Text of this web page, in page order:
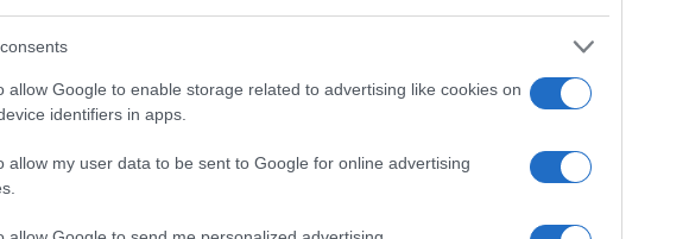
allow Google to enable storage related to advertising like cookies on
identifiers in apps.
allow my user data to be sent to Google for online advertising
Schemers
di
,Azune Nayar
sorpresa per molti fan.